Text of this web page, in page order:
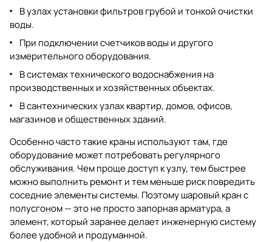
В узлах установки фильтров грубой и тонкой очистки
воды.
При подключении счетчиков воды и другого
измерительного оборудования.
В системах технического водоснабжения на
производственных и хозяйственных объектах.
В сантехнических узлах квартир, домов, офисов,
магазинов и общественных зданий.
Особенно часто такие краны используют там, где
оборудование может потребовать регулярного
обслуживания. Чем проще доступ к узлу, тем быстрее
можно выполнить ремонт и тем меньше риск повредить
соседние элементы системы. Поэтому шаровый кран с
полусгоном — это не просто запорная арматура, а
элемент, который заранее делает инженерную систему
более удобной и продуманной.